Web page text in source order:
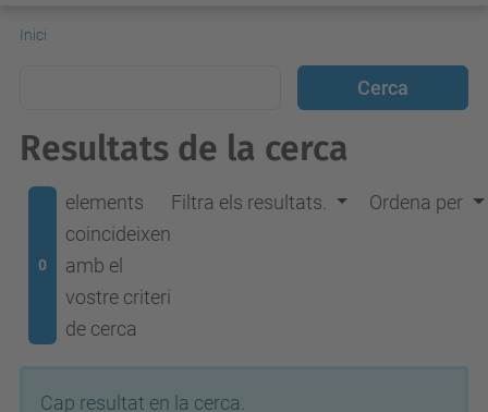
Inici
Resultats de la cerca
0
elements
coincideixen
amb el
vostre criteri
de cerca
Filtra els resultats. Ordena per
Cap resultat en la cerca.